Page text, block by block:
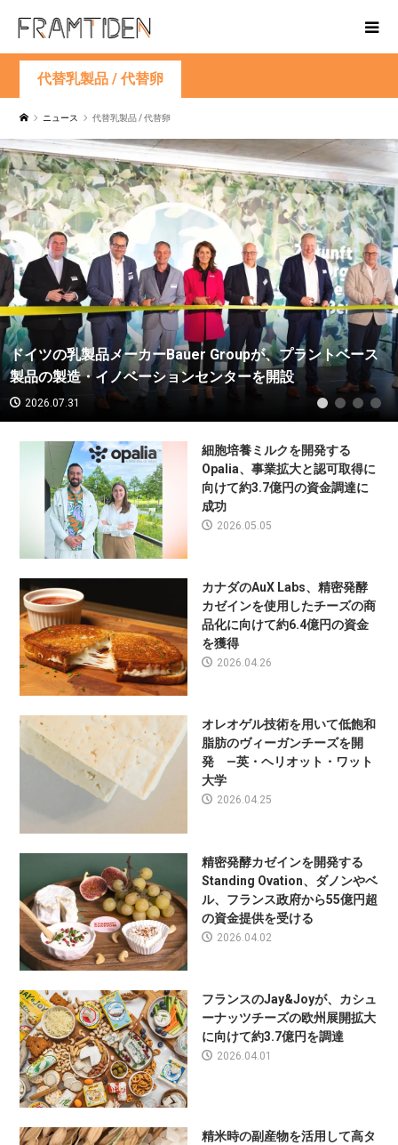
代替乳製品 / 代替卵
ニュース 代替乳製品 / 代替卵
ドイツの乳製品メーカーBauer Groupが、プラントベース
製品の製造・イノベーションセンターを開設
2026.07.31 1 2 3 4
細胞培養ミルクを開発する
Opalia、事業拡大と認可取得に
向けて約3.7億円の資金調達に
成功
2026.05.05
カナダのAuX Labs、精密発酵
カゼインを使用したチーズの商
品化に向けて約6.4億円の資金
を獲得
2026.04.26
オレオゲル技術を用いて低飽和
脂肪のヴィーガンチーズを開
発 —英・ヘリオット・ワット
大学
2026.04.25
精密発酵カゼインを開発する
Standing Ovation、ダノンやベ
ル、フランス政府から55億円超
の資金提供を受ける
2026.04.02
フランスのJay&Joyが、カシュ
ーナッツチーズの欧州展開拡大
に向けて約3.7億円を調達
2026.04.01
精米時の副産物を活用して高タ